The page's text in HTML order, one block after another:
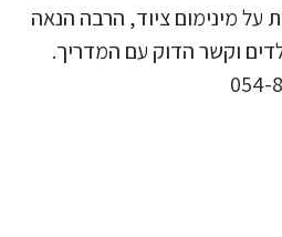
מינימום ציוד, הרבה הנאה
וקשר הדוק עם המדריך.